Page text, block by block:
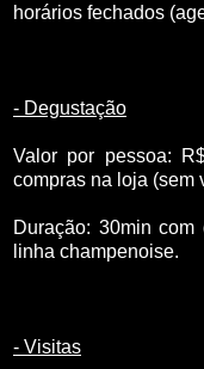
horários fechados
- Degustação
Valor por pessoa:
compras na loja (sem
Duração: 30min
linha champenoise.
- Visitas